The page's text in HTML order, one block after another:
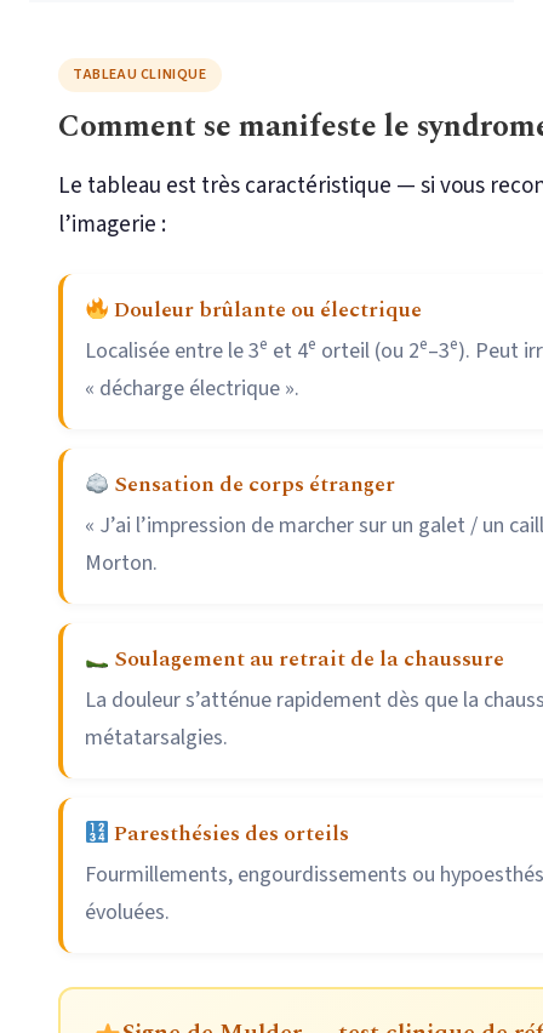
TABLEAU CLINIQUE
Comment se manifeste le
Le tableau est très caractéristique — si vous
l’imagerie :
Douleur brûlante ou électrique
Localisée entre le 3e et 4e orteil (ou 2e–3e). Peut
« décharge électrique ».
Sensation de corps étranger
« J’ai l’impression de marcher sur un galet / un
Morton.
Soulagement au retrait de la chaussure
La douleur s’atténue rapidement dès que la
métatarsalgies.
Paresthésies des orteils
Fourmillements, engourdissements ou
évoluées.